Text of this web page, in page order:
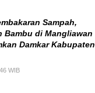
Sampah,
Bambu di Mangliawan
Damkar Kabupaten
WIB